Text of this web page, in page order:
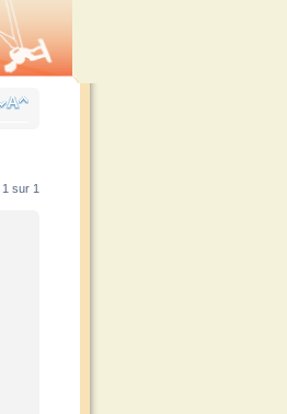
1 sur 1